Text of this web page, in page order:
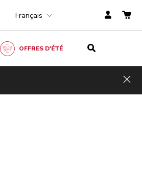
Français
OFFRES D'ÉTÉ